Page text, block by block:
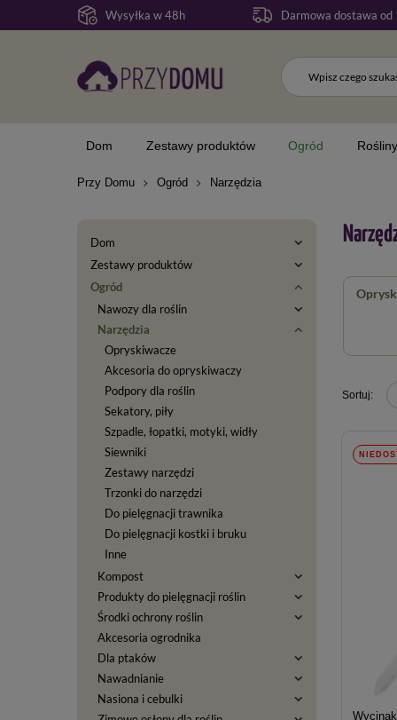
Wysyłka w 48h Darmowa dostawa od
Dom Zestawy produktów Ogród Rośliny
Przy Domu Ogród Narzędzia
Dom
Zestawy produktów
Ogród
Nawozy dla roślin
Narzędzia
Opryskiwacze
Akcesoria do opryskiwaczy
Podpory dla roślin
Sekatory, piły
Szpadle, łopatki, motyki, widły
Siewniki
Zestawy narzędzi
Trzonki do narzędzi
Do pielęgnacji trawnika
Do pielęgnacji kostki i bruku
Inne
Kompost
Produkty do pielęgnacji roślin
Środki ochrony roślin
Akcesoria ogrodnika
Dla ptaków
Nawadnianie
Nasiona i cebulki